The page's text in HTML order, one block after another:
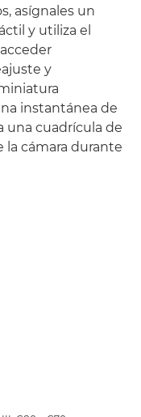
asígnales un
y utiliza el
y
instantánea de
una cuadrícula de
la cámara durante